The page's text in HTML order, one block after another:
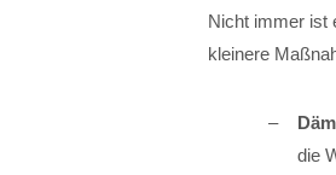
Nicht immer ist
kleinere
die